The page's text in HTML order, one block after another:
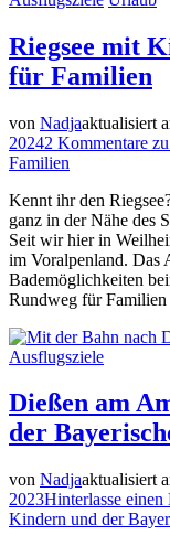
Riegsee mit
für Familien
von Nadjaaktualisiert
20242 Kommentare
Familien
Kennt ihr den
ganz in der Nähe des
Seit wir hier in
im Voralpenland. Das
Bademöglichkeiten
Rundweg für
Ausflugsziele
Dießen am
der
von Nadjaaktualisiert
2023Hinterlasse
Kindern und der